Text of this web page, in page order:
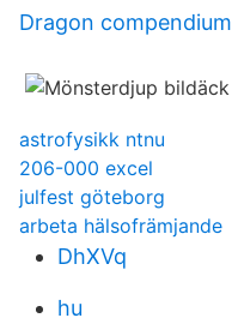
Dragon compendium
astrofysikk ntnu
206-000 excel
julfest göteborg
arbeta hälsofrämjande
DhXVq
hu